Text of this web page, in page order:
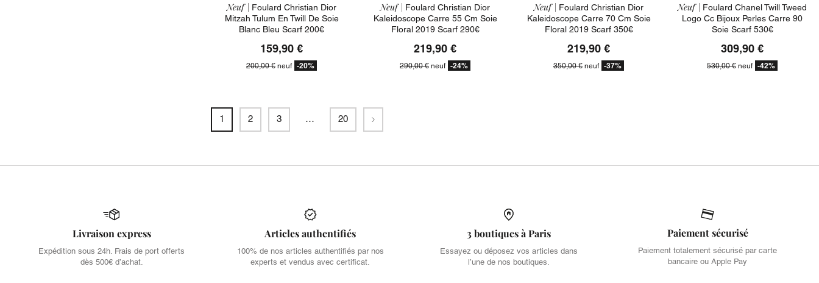
Neuf | Foulard Christian Dior
Mitzah Tulum En Twill De Soie
Blanc Bleu Scarf 200€
159,90 €
200,00 € neuf -20%
Neuf | Foulard Christian Dior
Kaleidoscope Carre 55 Cm Soie
Floral 2019 Scarf 290€
219,90 €
290,00 € neuf -24%
Neuf | Foulard Christian Dior
Kaleidoscope Carre 70 Cm Soie
Floral 2019 Scarf 350€
219,90 €
350,00 € neuf -37%
Neuf | Foulard Chanel Twill Tweed
Logo Cc Bijoux Perles Carre 90
Soie Scarf 530€
309,90 €
530,00 € neuf -42%
1 2 3 … 20 Suivant
Livraison express
Expédition sous 24h. Frais de port offerts
dès 500€ d’achat.
Articles authentifiés
100% de nos articles authentifiés par nos
experts et vendus avec certificat.
3 boutiques à Paris
Essayez ou déposez vos articles dans
l’une de nos boutiques.
Paiement sécurisé
Paiement totalement sécurisé par carte
bancaire ou Apple Pay